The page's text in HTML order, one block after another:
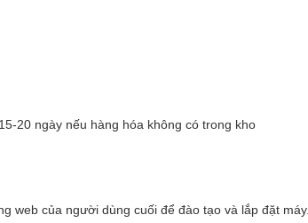
20 ngày nếu hàng hóa không có trong kho
web của người dùng cuối để đào tạo và lắp đặt máy.